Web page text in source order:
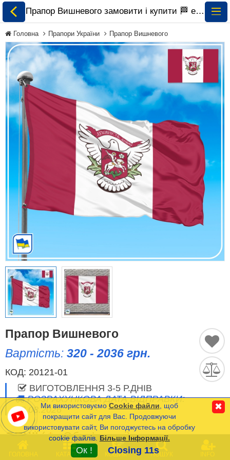
Всі Прапори
Прапори України
Прапори Світу за
Континентами
Замовлення
Прапори Міжнародних
Історичні Прапори
Спортивні Прапори
Етнічні Прапори
Інші прапори
Порівняти
Список
(0)
Часті Питання (FAQ)
Оплата та Доставка
ГОЛОВНА КАТАЛОГ
0
КОШИК ПОШУК INFO
Прапор Вишневого замовити і купити 🏁 ePrapor.com.ua
Головна Прапори України Прапор Вишневого
Прапор Вишневого
Вартість: 320 - 2036 грн.
КОД: 20121-01
ВИГОТОВЛЕННЯ 3-5 Р.ДНІВ
РОЗРАХУНКОВА ДАТА ВІДПРАВКИ:
13.08.2026
ОПЦІЇ(*- Обов’язкові)
РОЗМІР
Ми використовуємо Cookie файли , щоб
покращити сайт для Вас. Продовжуючи
використовувати сайт, Ви погоджуєтесь на обробку
cookie файлів. Більше Інформації.
Ок ! Closing 11s
✖